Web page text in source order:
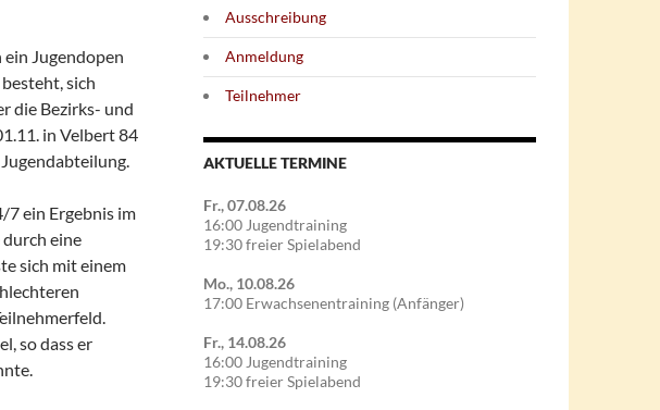
Jugendopen
sich
die Bezirks- und
in Velbert 84
7 ein Ergebnis im
eine
sich mit einem
so dass er
Ausschreibung
Anmeldung
Teilnehmer
AKTUELLE TERMINE
Fr., 07.08.26
16:00 Jugendtraining
19:30 freier Spielabend
Mo., 10.08.26
17:00 Erwachsenentraining (Anfänger)
Fr., 14.08.26
16:00 Jugendtraining
19:30 freier Spielabend